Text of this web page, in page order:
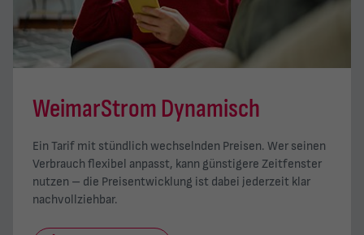
WeimarStrom Dynamisch
Ein Tarif mit stündlich wechselnden Preisen. Wer seinen
Verbrauch flexibel anpasst, kann günstigere Zeitfenster
nutzen – die Preisentwicklung ist dabei jederzeit klar
nachvollziehbar.